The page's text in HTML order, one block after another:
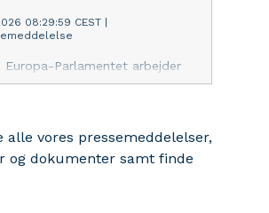
08:29:59 CEST
Europa-Parlamentet arbejder
beskyttet den europæiske
regeringsforhandlinger
Danmark i den modsatte
vores pressemeddelelser,
og dokumenter samt finde